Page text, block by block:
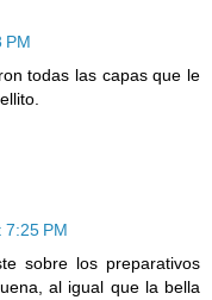
PM
todas las capas que le
PM
sobre los preparativos
al igual que la bella